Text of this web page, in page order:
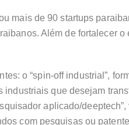
mais de 90 startups
Além de fortalecer o
o “spin-off industrial”,
que desejam
aplicado/deeptech”,
com pesquisas ou